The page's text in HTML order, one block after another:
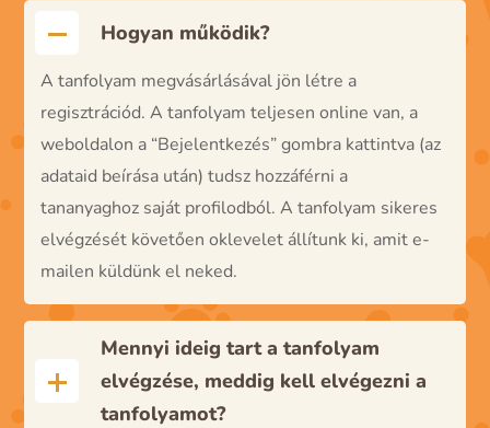
Hogyan működik?
A tanfolyam megvásárlásával jön létre a
regisztrációd. A tanfolyam teljesen online van, a
weboldalon a “Bejelentkezés” gombra kattintva (az
adataid beírása után) tudsz hozzáférni a
tananyaghoz saját profilodból. A tanfolyam sikeres
elvégzését követően oklevelet állítunk ki, amit e-
mailen küldünk el neked.
Mennyi ideig tart a tanfolyam
elvégzése, meddig kell elvégezni a
tanfolyamot?